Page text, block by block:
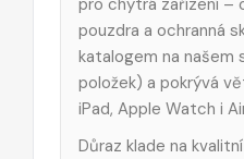
pouzdra a ochranná
katalogem na našem
položek) a pokrývá
iPad, Apple Watch i
Důraz klade na